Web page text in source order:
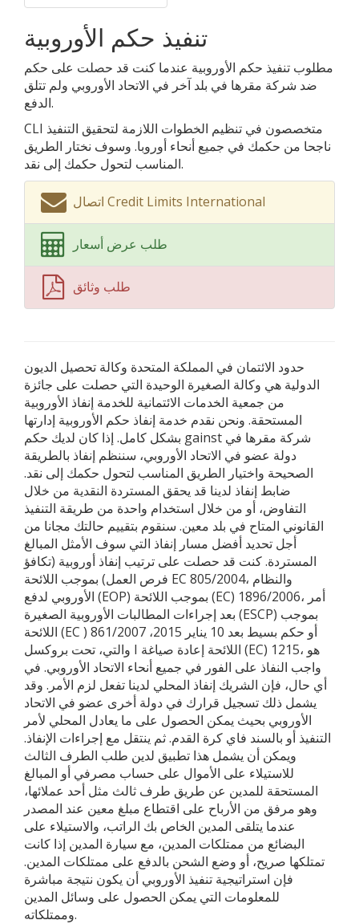
تنفيذ حكم الأوروبية
مطلوب تنفيذ حكم الأوروبية عندما كنت قد حصلت على حكم
ضد شركة مقرها في بلد آخر في الاتحاد الأوروبي ولم تتلق
الدفع.
CLI متخصصون في تنظيم الخطوات اللازمة لتحقيق التنفيذ
ناجحا من حكمك في جميع أنحاء أوروبا. وسوف نختار الطريق
المناسب لتحول حكمك إلى نقد.
اتصال Credit Limits International
طلب عرض أسعار
طلب وثائق
حدود الائتمان في المملكة المتحدة وكالة تحصيل الديون
الدولية هي وكالة الصغيرة الوحيدة التي حصلت على جائزة
من جمعية الخدمات الائتمانية للخدمة إنفاذ الأوروبية
المستحقة. ونحن نقدم خدمة إنفاذ حكم الأوروبية إدارتها
بشكل كامل. إذا كان لديك حكم gainst شركة مقرها في
دولة عضو في الاتحاد الأوروبي، سننظم إنفاذ بالطريقة
الصحيحة واختيار الطريق المناسب لتحول حكمك إلى نقد.
ضابط إنفاذ لدينا قد يحقق المستردة النقدية من خلال
التفاوض، أو من خلال استخدام واحدة من طريقة التنفيذ
القانوني المتاح في بلد معين. سنقوم بتقييم حالتك مجانا من
أجل تحديد أفضل مسار إنفاذ التي سوف الأمثل المبالغ
المستردة. كنت قد حصلت على ترتيب إنفاذ أوروبية (تكافؤ
فرص العمل) بموجب اللائحة EC 805/2004، والنظام
الأوروبي لدفع (EOP) بموجب اللائحة (EC) 1896/2006، أمر
بعد إجراءات المطالبات الأوروبية الصغيرة (ESCP) بموجب
اللائحة (EC ) 861/2007 أو حكم بسيط بعد 10 يناير 2015،
والتي، تحت بروكسل I اللائحة إعادة صياغة (EC) 1215، هو
واجب النفاذ على الفور في جميع أنحاء الاتحاد الأوروبي. في
أي حال، فإن الشريك إنفاذ المحلي لدينا تفعل لزم الأمر. وقد
يشمل ذلك تسجيل قرارك في دولة أخرى عضو في الاتحاد
الأوروبي بحيث يمكن الحصول على ما يعادل المحلي لأمر
التنفيذ أو بالسند فاي كرة القدم. ثم ينتقل مع إجراءات الإنفاذ.
ويمكن أن يشمل هذا تطبيق لدين طلب الطرف الثالث
للاستيلاء على الأموال على حساب مصرفي أو المبالغ
المستحقة للمدين عن طريق طرف ثالث مثل أحد عملائها،
وهو مرفق من الأرباح على اقتطاع مبلغ معين عند المصدر
عندما يتلقى المدين الخاص بك الراتب، والاستيلاء على
البضائع من ممتلكات المدين، مع سيارة المدين إذا كانت
تمتلكها صريح، أو وضع الشحن بالدفع على ممتلكات المدين.
فإن استراتيجية تنفيذ الأوروبي أن يكون نتيجة مباشرة
للمعلومات التي يمكن الحصول على وسائل المدين
وممتلكاته.